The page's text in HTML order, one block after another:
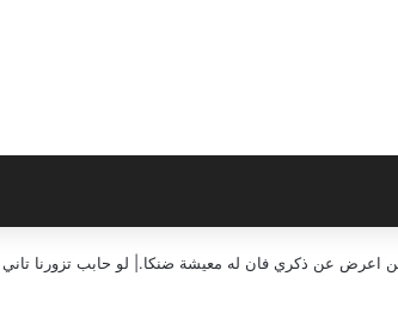
اعرض عن ذكري فان له معيشة ضنكا.| لو حابب تزورنا